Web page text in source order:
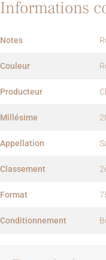
Informations
Notes
Couleur
Producteur
Millésime
Appellation
Classement
Format
Conditionnement